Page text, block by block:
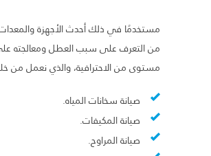
مستخدمًا في ذلك أحدث الأجهزة
من التعرف على سبب العطل ومعالجته
مستوى من الاحترافية، والذي نعمل من
صيانة سخانات المياه.
صيانة المكيفات.
صيانة المراوح.